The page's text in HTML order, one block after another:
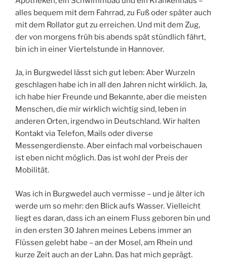
alles bequem mit dem Fahrrad, zu Fuß oder später auch
mit dem Rollator gut zu erreichen. Und mit dem Zug,
der von morgens früh bis abends spät stündlich fährt,
bin ich in einer Viertelstunde in Hannover.
Ja, in Burgwedel lässt sich gut leben: Aber Wurzeln
geschlagen habe ich in all den Jahren nicht wirklich. Ja,
ich habe hier Freunde und Bekannte, aber die meisten
Menschen, die mir wirklich wichtig sind, leben in
anderen Orten, irgendwo in Deutschland. Wir halten
Kontakt via Telefon, Mails oder diverse
Messengerdienste. Aber einfach mal vorbeischauen
ist eben nicht möglich. Das ist wohl der Preis der
Mobilität.
Was ich in Burgwedel auch vermisse – und je älter ich
werde um so mehr: den Blick aufs Wasser. Vielleicht
liegt es daran, dass ich an einem Fluss geboren bin und
in den ersten 30 Jahren meines Lebens immer an
Flüssen gelebt habe – an der Mosel, am Rhein und
kurze Zeit auch an der Lahn. Das hat mich geprägt.